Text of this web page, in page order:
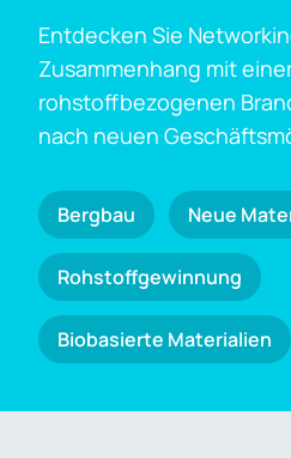
Entdecken Sie
Zusammenhang mit
rohstoffbezogenen
nach neuen
Bergbau Neue
Rohstoffgewinnung
Biobasierte Materialien